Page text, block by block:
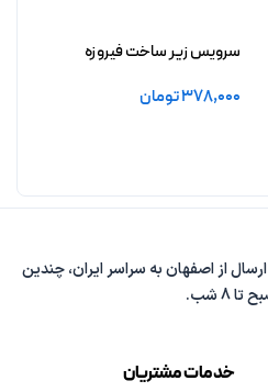
سرویس زیر ساخت فیروزه
378,000تومان
تلفن پشتیبانی: 09364368365 | ارسال از اصفهان به سراسر ایران، چندین
خدمات مشتریان